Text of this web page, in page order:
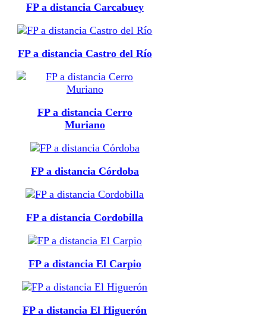
FP a distancia Carcabuey
FP a distancia Castro del Río
FP a distancia Cerro
Muriano
FP a distancia Córdoba
FP a distancia Cordobilla
FP a distancia El Carpio
FP a distancia El Higuerón